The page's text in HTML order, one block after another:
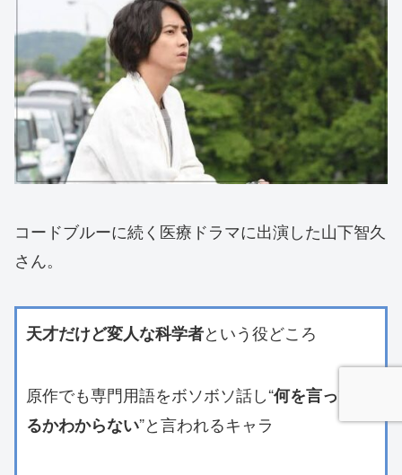
コードブルーに続く医療ドラマに出演した山下智久
さん。
天才だけど変人な科学者という役どころ
原作でも専門用語をボソボソ話し“何を言ってい
るかわからない”と言われるキャラ